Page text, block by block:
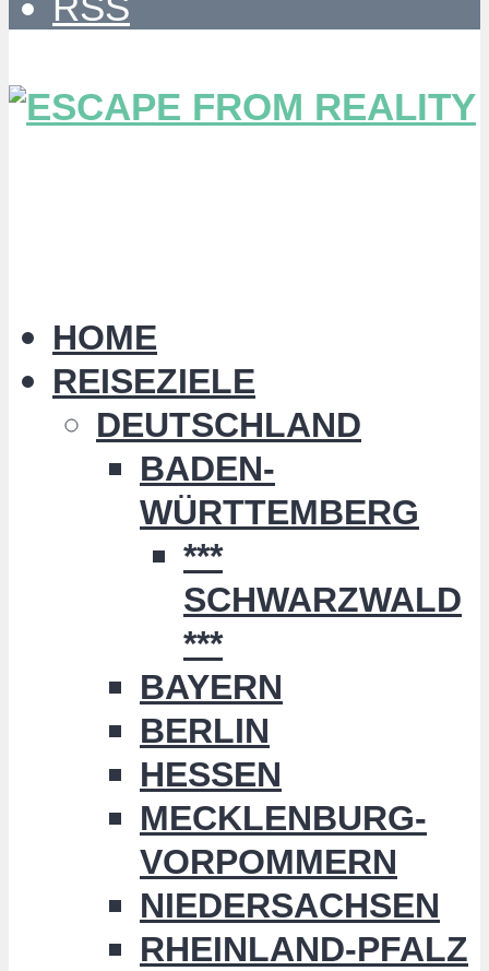
HOME
REISEZIELE
DEUTSCHLAND
BADEN-
WÜRTTEMBERG
***
SCHWARZWALD
***
BAYERN
BERLIN
HESSEN
MECKLENBURG-
VORPOMMERN
NIEDERSACHSEN
RHEINLAND-PFALZ